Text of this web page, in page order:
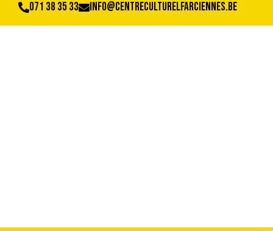
071 38 35 33 info@centreculturelfarciennes.be